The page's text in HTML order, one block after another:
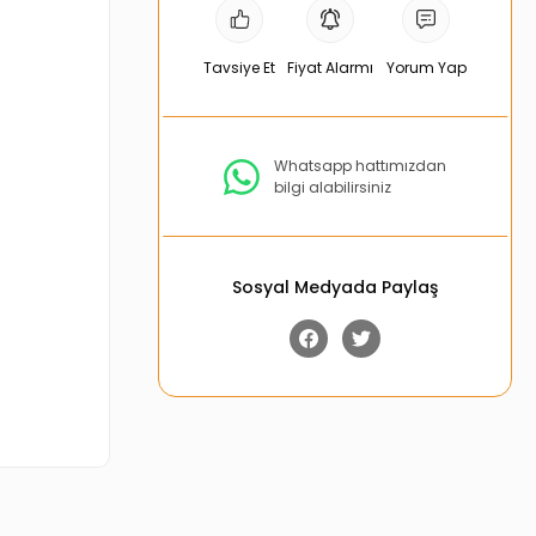
Tavsiye Et Fiyat Alarmı Yorum Yap
Whatsapp hattımızdan
bilgi alabilirsiniz
Sosyal Medyada Paylaş